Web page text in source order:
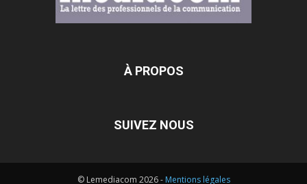
À PROPOS
SUIVEZ NOUS
© Lemediacom 2026 - Mentions légales